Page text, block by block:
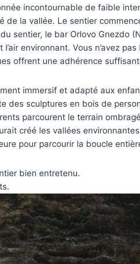
incontournable de faible
de la vallée. Le sentier
sentier, le bar Orlovo Gnezdo
environnant. Vous n’avez
offrent une adhérence
immersif et adapté aux
des sculptures en bois de
parcourent le terrain
créé les vallées
pour parcourir la boucle
bien entretenu.